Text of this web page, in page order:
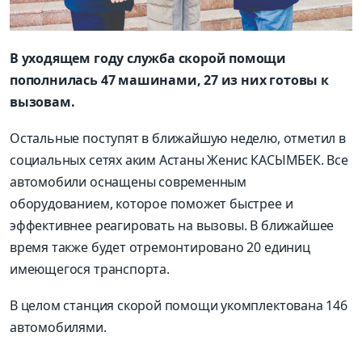
В уходящем году служба скорой помощи
пополнилась 47 машинами, 27 из них готовы к
вызовам.
Остальные поступят в ближайшую неделю, отметил в
социальных сетях аким Астаны Женис КАСЫМБЕК. Все
автомобили оснащены современным
оборудованием, которое поможет быстрее и
эффективнее реагировать на вызовы. В ближайшее
время также будет отремонтировано 20 единиц
имеющегося транспорта.
В целом станция скорой помощи укомплектована 146
автомобилями.